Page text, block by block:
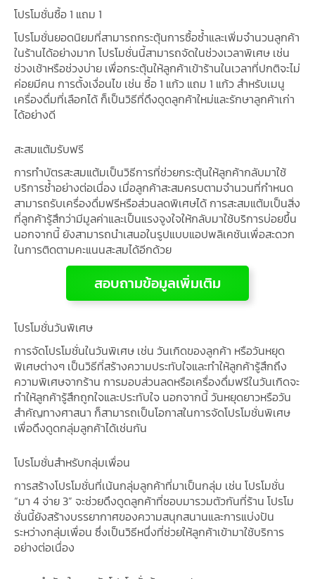
โปรโมชั่นซื้อ 1 แถม 1
โปรโมชั่นยอดนิยมที่สามารถกระตุ้นการซื้อซ้ำและเพิ่มจำนวนลูกค้า
ในร้านได้อย่างมาก โปรโมชั่นนี้สามารถจัดในช่วงเวลาพิเศษ เช่น
ช่วงเช้าหรือช่วงบ่าย เพื่อกระตุ้นให้ลูกค้าเข้าร้านในเวลาที่ปกติจะไม่
ค่อยมีคน การตั้งเงื่อนไข เช่น ซื้อ 1 แก้ว แถม 1 แก้ว สำหรับเมนู
เครื่องดื่มที่เลือกได้ ก็เป็นวิธีที่ดึงดูดลูกค้าใหม่และรักษาลูกค้าเก่า
ได้อย่างดี
สะสมแต้มรับฟรี
การทำบัตรสะสมแต้มเป็นวิธีการที่ช่วยกระตุ้นให้ลูกค้ากลับมาใช้
บริการซ้ำอย่างต่อเนื่อง เมื่อลูกค้าสะสมครบตามจำนวนที่กำหนด
สามารถรับเครื่องดื่มฟรีหรือส่วนลดพิเศษได้ การสะสมแต้มเป็นสิ่ง
ที่ลูกค้ารู้สึกว่ามีมูลค่าและเป็นแรงจูงใจให้กลับมาใช้บริการบ่อยขึ้น
นอกจากนี้ ยังสามารถนำเสนอในรูปแบบแอปพลิเคชันเพื่อสะดวก
ในการติดตามคะแนนสะสมได้อีกด้วย
สอบถามข้อมูลเพิ่มเติม
โปรโมชั่นวันพิเศษ
การจัดโปรโมชั่นในวันพิเศษ เช่น วันเกิดของลูกค้า หรือวันหยุด
พิเศษต่างๆ เป็นวิธีที่สร้างความประทับใจและทำให้ลูกค้ารู้สึกถึง
ความพิเศษจากร้าน การมอบส่วนลดหรือเครื่องดื่มฟรีในวันเกิดจะ
ทำให้ลูกค้ารู้สึกถูกใจและประทับใจ นอกจากนี้ วันหยุดยาวหรือวัน
สำคัญทางศาสนา ก็สามารถเป็นโอกาสในการจัดโปรโมชั่นพิเศษ
เพื่อดึงดูดกลุ่มลูกค้าได้เช่นกัน
โปรโมชั่นสำหรับกลุ่มเพื่อน
การสร้างโปรโมชั่นที่เน้นกลุ่มลูกค้าที่มาเป็นกลุ่ม เช่น โปรโมชั่น
“มา 4 จ่าย 3” จะช่วยดึงดูดลูกค้าที่ชอบมารวมตัวกันที่ร้าน โปรโม
ชั่นนี้ยังสร้างบรรยากาศของความสนุกสนานและการแบ่งปัน
ระหว่างกลุ่มเพื่อน ซึ่งเป็นวิธีหนึ่งที่ช่วยให้ลูกค้าเข้ามาใช้บริการ
อย่างต่อเนื่อง